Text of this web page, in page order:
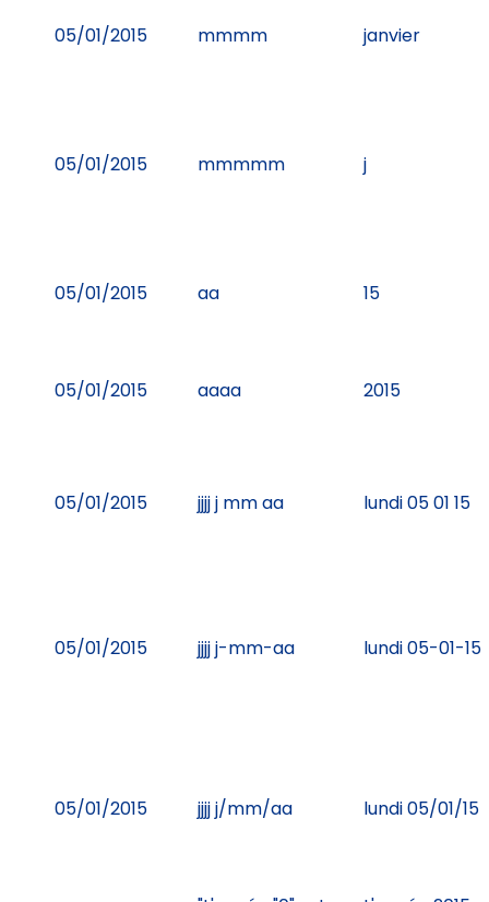
05/01/2015 mmmm janvier
05/01/2015 mmmmm j
05/01/2015 aa 15
05/01/2015 aaaa 2015
05/01/2015 jjjj j mm aa lundi 05 01 15
05/01/2015 jjjj j-mm-aa lundi 05-01-15
05/01/2015 jjjj j/mm/aa lundi 05/01/15